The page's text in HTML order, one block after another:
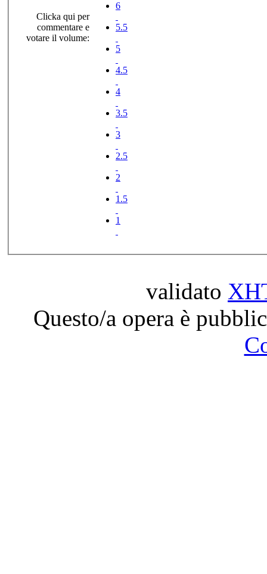
Clicka qui per
commentare e
votare il volume:
6
5.5
5
4.5
4
3.5
3
2.5
2
1.5
1
validato
Questo/a opera è